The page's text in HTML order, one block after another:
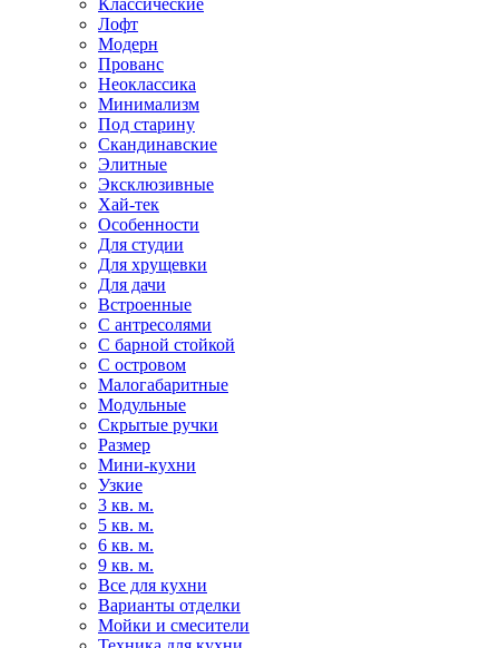
Классические
Лофт
Модерн
Прованс
Неоклассика
Минимализм
Под старину
Скандинавские
Элитные
Эксклюзивные
Хай-тек
Особенности
Для студии
Для хрущевки
Для дачи
Встроенные
С антресолями
С барной стойкой
С островом
Малогабаритные
Модульные
Скрытые ручки
Размер
Мини-кухни
Узкие
3 кв. м.
5 кв. м.
6 кв. м.
9 кв. м.
Все для кухни
Варианты отделки
Мойки и смесители